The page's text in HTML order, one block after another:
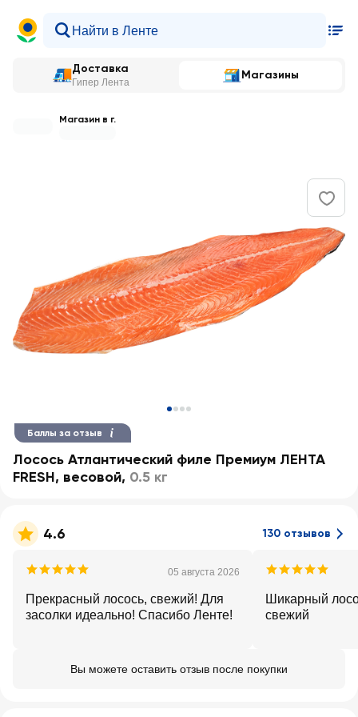
Доставка
Гипер Лента
Магазины
Магазин в г.
Баллы за отзыв
Лосось Атлантический филе Премиум ЛЕНТА
FRESH, весовой, 0.5 кг
4.6 130 отзывов
05 августа 2026
Прекрасный лосось, свежий! Для
засолки идеально! Спасибо Ленте!
Шикарный
свежий
Вы можете оставить отзыв после покупки